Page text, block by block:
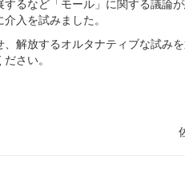
入を試みました。
解放するオルタナティブな試み
さい。